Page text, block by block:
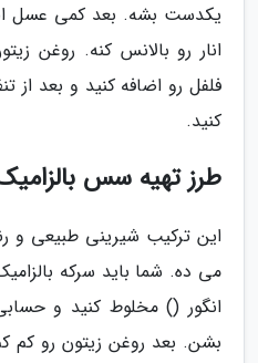
یکدست بشه. بعد کمی عسل
انار رو بالانس کنه. روغن
فلفل رو اضافه کنید و بعد از
کنید.
طرز تهیه سس
این ترکیب شیرینی طبیعی
می ده. شما باید سرکه
انگور () مخلوط کنید و
بشن. بعد روغن زیتون رو کم